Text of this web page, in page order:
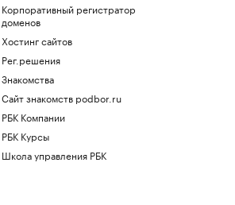
Корпоративный регистратор
доменов
Хостинг сайтов
Рег.решения
Знакомства
Сайт знакомств podbor.ru
РБК Компании
РБК Курсы
Школа управления РБК